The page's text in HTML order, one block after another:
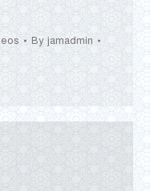
By jamadmin